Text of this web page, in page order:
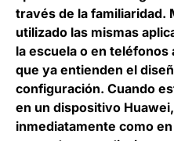
través de la familiaridad.
utilizado las mismas
la escuela o en
que ya entienden el
configuración. Cuando
en un dispositivo
inmediatamente como